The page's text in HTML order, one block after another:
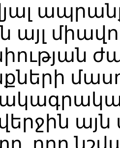
այլ